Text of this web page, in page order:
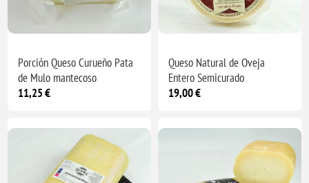
Porción Queso Curueño Pata
de Mulo mantecoso
11,25 €
Queso Natural de Oveja
Entero Semicurado
19,00 €